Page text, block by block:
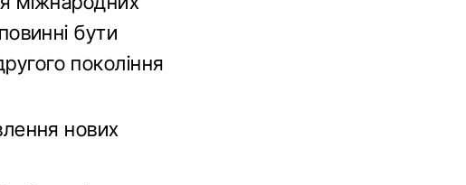
бути
покоління
нових